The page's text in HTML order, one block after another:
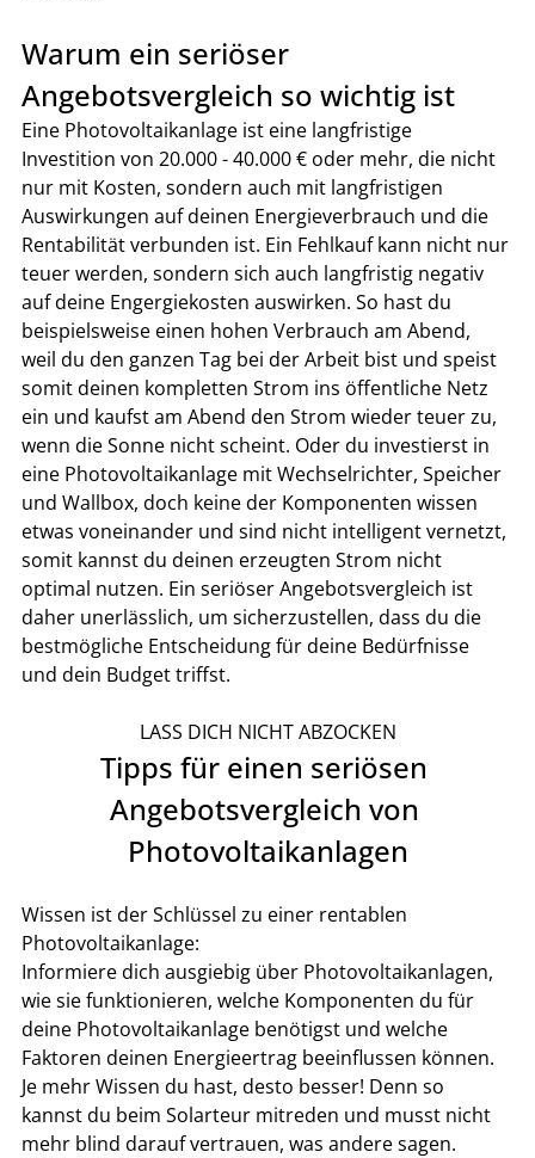
Warum ein seriöser
Angebotsvergleich so wichtig ist
Eine Photovoltaikanlage ist eine langfristige
Investition von 20.000 - 40.000 € oder mehr, die nicht
nur mit Kosten, sondern auch mit langfristigen
Auswirkungen auf deinen Energieverbrauch und die
Rentabilität verbunden ist. Ein Fehlkauf kann nicht nur
teuer werden, sondern sich auch langfristig negativ
auf deine Engergiekosten auswirken. So hast du
beispielsweise einen hohen Verbrauch am Abend,
weil du den ganzen Tag bei der Arbeit bist und speist
somit deinen kompletten Strom ins öffentliche Netz
ein und kaufst am Abend den Strom wieder teuer zu,
wenn die Sonne nicht scheint. Oder du investierst in
eine Photovoltaikanlage mit Wechselrichter, Speicher
und Wallbox, doch keine der Komponenten wissen
etwas voneinander und sind nicht intelligent vernetzt,
somit kannst du deinen erzeugten Strom nicht
optimal nutzen. Ein seriöser Angebotsvergleich ist
daher unerlässlich, um sicherzustellen, dass du die
bestmögliche Entscheidung für deine Bedürfnisse
und dein Budget triffst.
LASS DICH NICHT ABZOCKEN
Tipps für einen seriösen
Angebotsvergleich von
Photovoltaikanlagen
Wissen ist der Schlüssel zu einer rentablen
Photovoltaikanlage:
Informiere dich ausgiebig über Photovoltaikanlagen,
wie sie funktionieren, welche Komponenten du für
deine Photovoltaikanlage benötigst und welche
Faktoren deinen Energieertrag beeinflussen können.
Je mehr Wissen du hast, desto besser! Denn so
kannst du beim Solarteur mitreden und musst nicht
mehr blind darauf vertrauen, was andere sagen.